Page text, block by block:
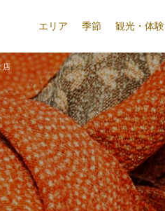
エリア 季節 観光・体験
店